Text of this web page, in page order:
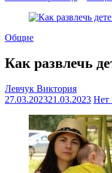
Общие
Как развлечь
Левчук Виктория
27.03.202321.03.2023 Нет